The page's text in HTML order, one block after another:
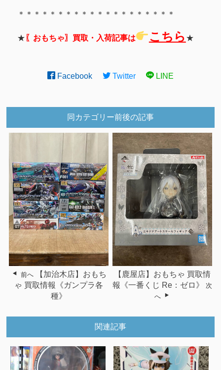
＊＊＊＊＊＊＊＊＊＊＊＊＊＊＊＊＊＊＊＊
★ 〖おもちゃ〗買取・入荷記事は こちら ★
Facebook Twitter LINE
同カテゴリー前後の記事
前へ
【加治木店】おもち
ゃ 買取情報《ガンプラ各
種》
【鹿屋店】おもちゃ 買取情
報《一番くじ Re：ゼロ》
次
へ
関連記事